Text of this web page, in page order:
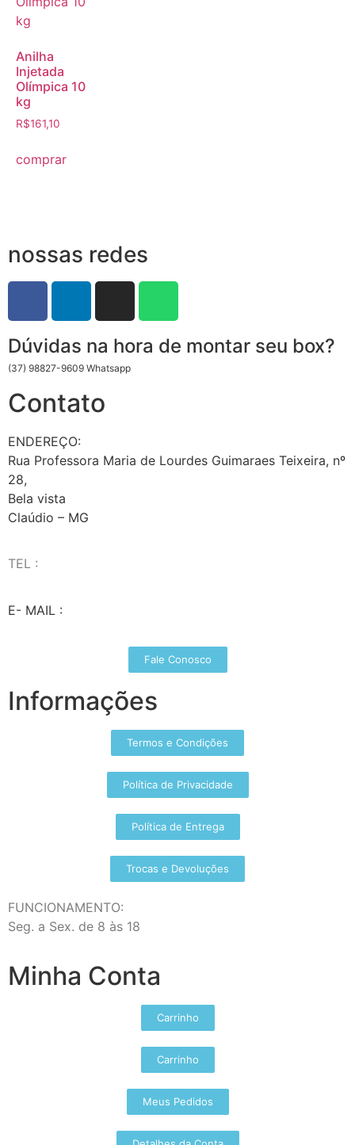
Anilha
Injetada
Olímpica 10
kg
R$161,10
comprar
nossas redes
Dúvidas na hora de montar seu box?
(37) 98827-9609 Whatsapp
Contato
ENDEREÇO:
Rua Professora Maria de Lourdes Guimaraes Teixeira, nº
28,
Bela vista
Claúdio – MG
TEL :
E- MAIL :
Fale Conosco
Informações
Termos e Condições
Política de Privacidade
Política de Entrega
Trocas e Devoluções
FUNCIONAMENTO:
Seg. a Sex. de 8 às 18
Minha Conta
Carrinho
Carrinho
Meus Pedidos